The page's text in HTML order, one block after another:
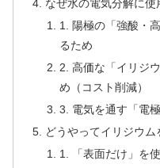
なぜ水の電気分解に使
1. 陽極の「強酸・
るため
2. 高価な「イリジ
め（コスト削減）
3. 電気を通す「電
どうやってイリジウ
1. 「表面だけ」を